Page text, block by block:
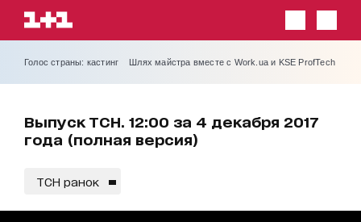
Голос страны: кастинг Шлях майстра вместе с Work.ua и KSE ProfTech
Выпуск ТСН. 12:00 за 4 декабря 2017
года (полная версия)
ТСН ранок